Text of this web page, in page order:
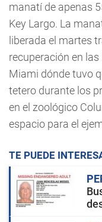
manatí de apenas
Key Largo. La
liberada el martes
recuperación en
Miami dónde tuvo
tetero durante los
en el zoológico
espacio para el
TE PUEDE